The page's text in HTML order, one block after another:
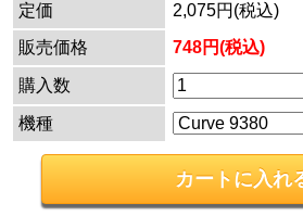
定価
2,075円(税込)
販売価格
748円(税込)
購入数
機種